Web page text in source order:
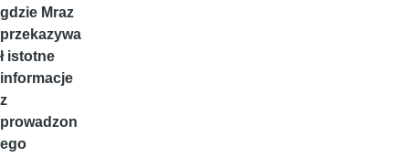
gdzie Mraz
przekazywa
ł istotne
informacje
z
prowadzon
ego